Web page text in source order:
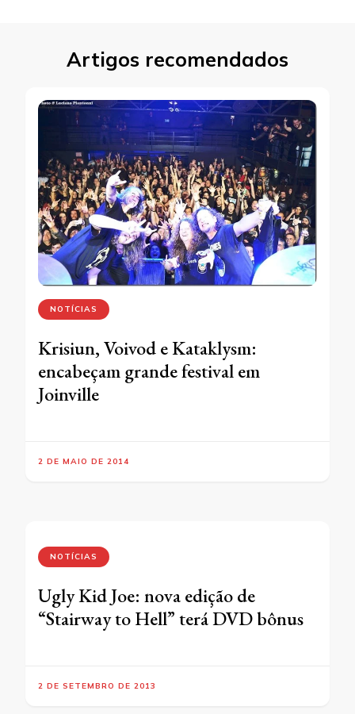
Artigos recomendados
NOTÍCIAS
Krisiun, Voivod e Kataklysm:
encabeçam grande festival em
Joinville
2 DE MAIO DE 2014
NOTÍCIAS
Ugly Kid Joe: nova edição de
“Stairway to Hell” terá DVD bônus
2 DE SETEMBRO DE 2013